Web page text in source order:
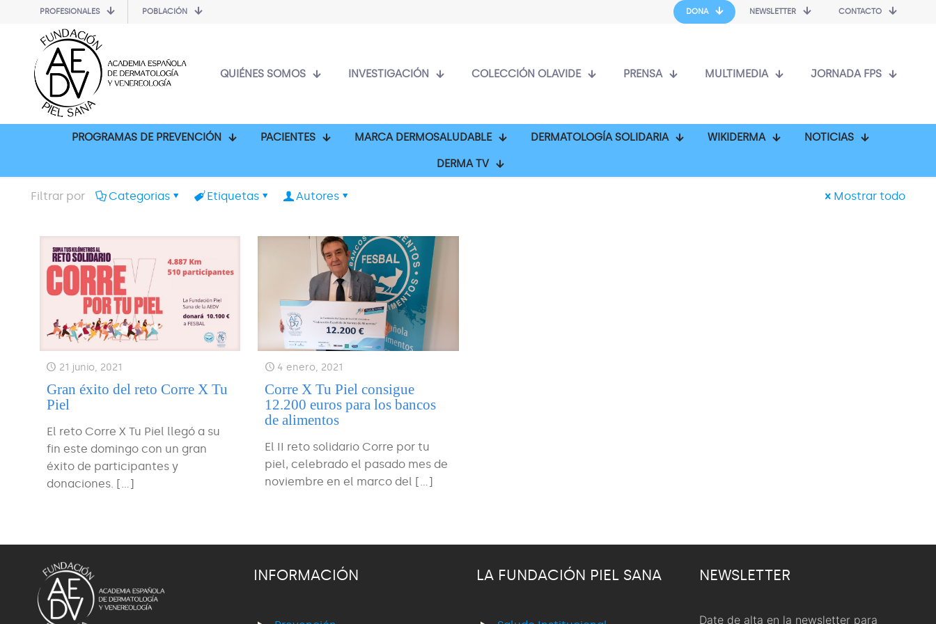
PROFESIONALES POBLACIÓN DONA NEWSLETTER CONTACTO
QUIÉNES SOMOS INVESTIGACIÓN COLECCIÓN OLAVIDE PRENSA MULTIMEDIA JORNADA FPS
PROGRAMAS DE PREVENCIÓN PACIENTES MARCA DERMOSALUDABLE DERMATOLOGÍA SOLIDARIA WIKIDERMA NOTICIAS
DERMA TV
Filtrar por Categorias Etiquetas Autores Mostrar todo
21 junio, 2021
Gran éxito del reto Corre X Tu
Piel
El reto Corre X Tu Piel llegó a su
fin este domingo con un gran
éxito de participantes y
donaciones. […]
4 enero, 2021
Corre X Tu Piel consigue
12.200 euros para los bancos
de alimentos
El II reto solidario Corre por tu
piel, celebrado el pasado mes de
noviembre en el marco del […]
INFORMACIÓN LA FUNDACIÓN PIEL SANA NEWSLETTER
Date de alta en la newsletter para